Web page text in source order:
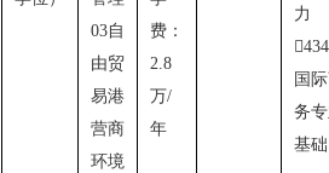
03自
由贸
易港
营商
环境
费：
2.8
万/
年
力
434
国
务
基础